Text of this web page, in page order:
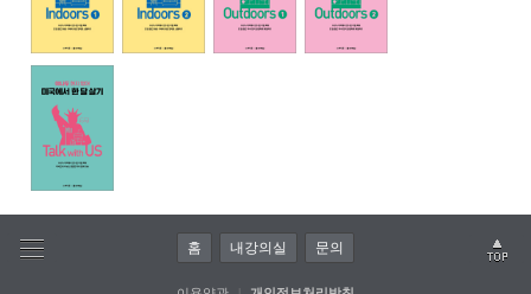
홈 내강의실 문의